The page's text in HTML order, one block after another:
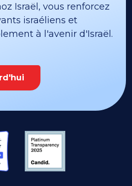
Israël, vous renforcez
israéliens et
à l'avenir d'Israël.